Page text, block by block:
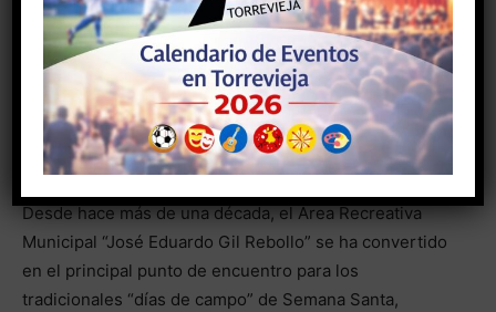
consolidado como una de las tradiciones más
populares del municipio. En 2025, más de1.200
personas
participaron en esta actividad, instalándose
en las
365 tiendas de campaña autorizadas
en esta
amplia zona verde situada frente al Cementerio de La
Mata.
Desde hace más de una década, el Área Recreativa
Municipal “José Eduardo Gil Rebollo” se ha convertido
en el principal punto de encuentro para los
tradicionales “días de campo” de Semana Santa,